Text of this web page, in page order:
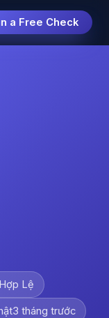
a Free Check
Lệ
3 tháng trước